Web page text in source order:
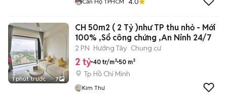
1 phút trước 7
CH 50m2 ( 2 Tỷ )như TP thu nhỏ - Mới
100% ,Sổ công chứng ,An Ninh 24/7
2 PN Hướng Tây Chung cư
2 tỷ 40 tr/m² 50 m²
Tp Hồ Chí Minh
Kim Thư